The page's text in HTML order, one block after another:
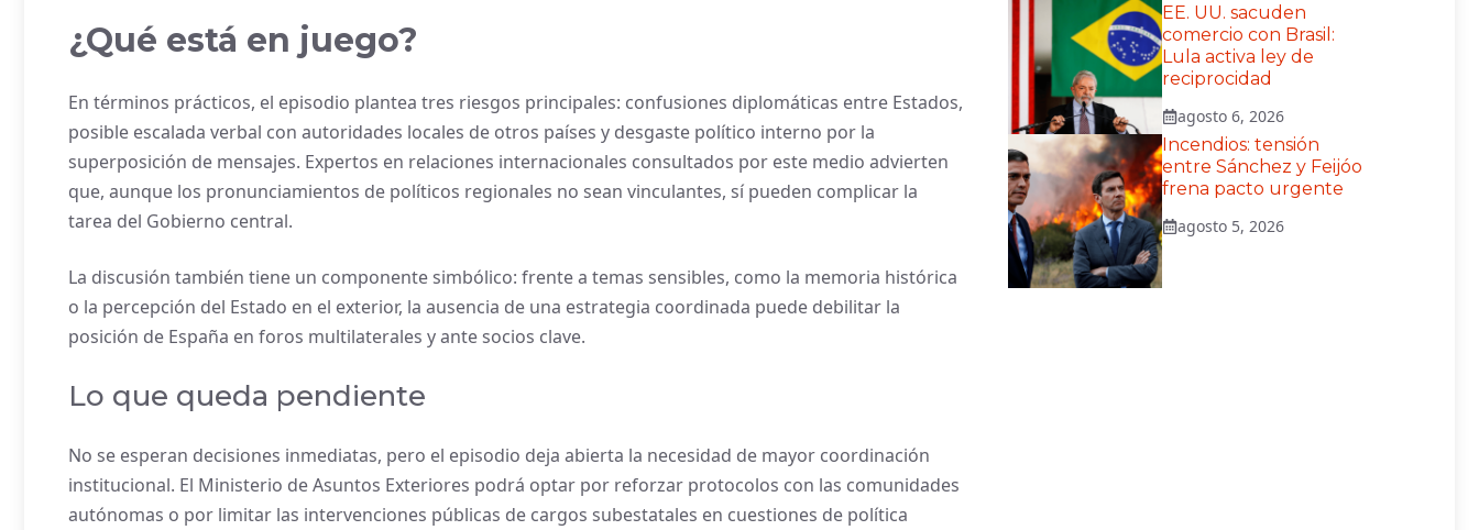
¿Qué está en juego?
En términos prácticos, el episodio plantea tres riesgos principales: confusiones diplomáticas entre Estados,
posible escalada verbal con autoridades locales de otros países y desgaste político interno por la
superposición de mensajes. Expertos en relaciones internacionales consultados por este medio advierten
que, aunque los pronunciamientos de políticos regionales no sean vinculantes, sí pueden complicar la
tarea del Gobierno central.
La discusión también tiene un componente simbólico: frente a temas sensibles, como la memoria histórica
o la percepción del Estado en el exterior, la ausencia de una estrategia coordinada puede debilitar la
posición de España en foros multilaterales y ante socios clave.
Lo que queda pendiente
No se esperan decisiones inmediatas, pero el episodio deja abierta la necesidad de mayor coordinación
institucional. El Ministerio de Asuntos Exteriores podrá optar por reforzar protocolos con las comunidades
autónomas o por limitar las intervenciones públicas de cargos subestatales en cuestiones de política
EE. UU. sacuden
comercio con Brasil:
Lula activa ley de
reciprocidad
agosto 6, 2026
Incendios: tensión
entre Sánchez y Feijóo
frena pacto urgente
agosto 5, 2026